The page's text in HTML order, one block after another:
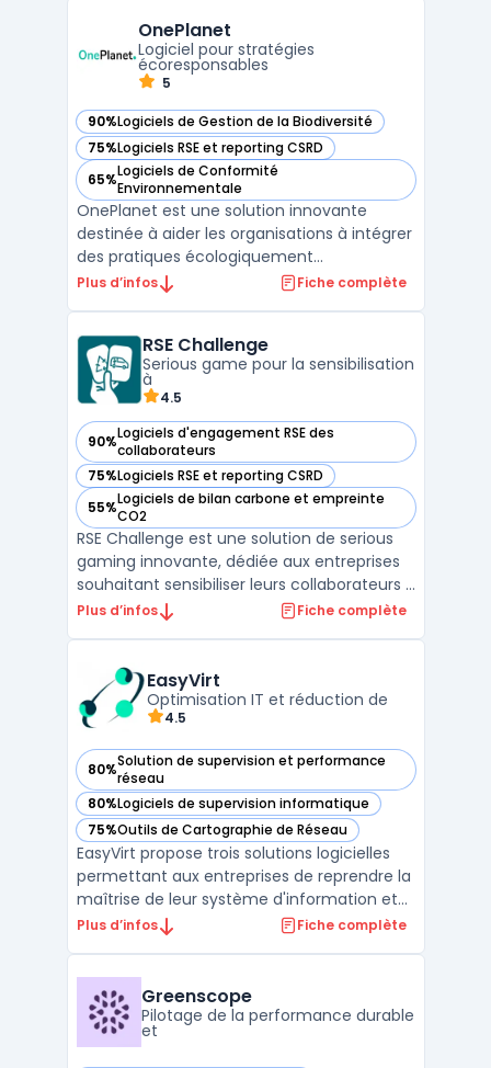
garantissant que le carbone est séquestré
pendant au moins 500 ans ...
OnePlanet
Logiciel pour stratégies
écoresponsables
5
90%Logiciels de Gestion de la Biodiversité
— voir OnePlanet dans cette catégorie
75%Logiciels RSE et reporting CSRD
— voir OnePlanet dans cette catégorie
65%Logiciels de Conformité
Environnementale
— voir OnePlanet dans cette catégorie
OnePlanet est une solution innovante
destinée à aider les organisations à intégrer
des pratiques écologiquement
responsables. Elle fournit des outils
d'atteindre des objectifs
environnementaux.L'interface de OnePlan ...
Plus d’infos Fiche complète
RSE Challenge
Serious game pour la sensibilisation
à
4.5
90%Logiciels d'engagement RSE des
collaborateurs
— voir RSE Challenge dans cette catégorie
75%Logiciels RSE et reporting CSRD
— voir RSE Challenge dans cette catégorie
55%Logiciels de bilan carbone et empreinte
CO2
— voir RSE Challenge dans cette catégorie
RSE Challenge est une solution de serious
gaming innovante, dédiée aux entreprises
souhaitant sensibiliser leurs collaborateurs à
la réduction de l'empreinte carbone et à
avec la Responsabilité Sociétale des
Entreprises ...
Plus d’infos Fiche complète
EasyVirt
Optimisation IT et réduction de
4.5
80%Solution de supervision et performance
réseau
— voir EasyVirt dans cette catégorie
80%Logiciels de supervision informatique
— voir EasyVirt dans cette catégorie
75%Outils de Cartographie de Réseau
— voir EasyVirt dans cette catégorie
EasyVirt propose trois solutions logicielles
permettant aux entreprises de reprendre la
maîtrise de leur système d'information et
d'optimiser l'empreinte environnementale
pour les organisations disposant d'au moins
50 V ...
Plus d’infos Fiche complète
Greenscope
Pilotage de la performance durable
et